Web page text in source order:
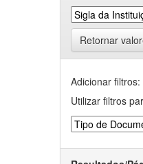
Retornar
Adicionar filtros:
Utilizar filtros